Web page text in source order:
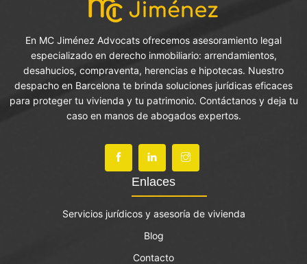
En MC Jiménez Advocats ofrecemos asesoramiento legal
especializado en derecho inmobiliario: arrendamientos,
desahucios, compraventa, herencias e hipotecas. Nuestro
despacho en Barcelona te brinda soluciones jurídicas eficaces
para proteger tu vivienda y tu patrimonio. Contáctanos y deja tu
caso en manos de abogados expertos.
Enlaces
Servicios jurídicos y asesoría de vivienda
Blog
Contacto